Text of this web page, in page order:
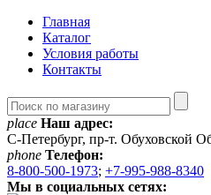
Главная
Каталог
Условия работы
Контакты
place Наш адрес:
С-Петербург, пр-т. Обуховской
phone Телефон:
8-800-500-1973; +7-995-988-8340
Мы в социальных сетях: